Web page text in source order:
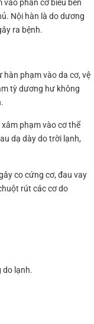
phần cơ biểu bên
Nội hàn là do dương
ra bệnh.
phạm vào da cơ, vệ
tỳ dương hư không
phạm vào cơ thể
dạ dày do trời lạnh,
co cứng cơ, đau vay
rút các cơ do
lạnh.